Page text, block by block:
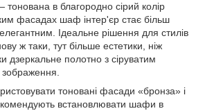
в благородно сірий колір
фасадах шаф інтер'єр стає більш
Ідеальне рішення для стилів
ж таки, тут більше естетики, ніж
дзеркальне полотно з сіруватим
зображення.
тоновані фасади «бронза» і
встановлювати шафи в